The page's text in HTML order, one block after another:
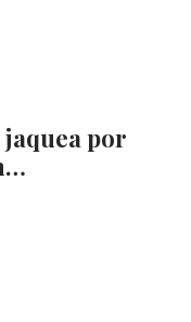
jaquea por